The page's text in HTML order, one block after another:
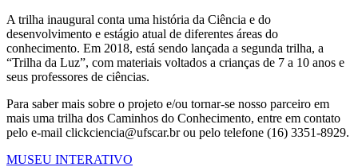
A trilha inaugural conta uma história da Ciência e do
desenvolvimento e estágio atual de diferentes áreas do
conhecimento. Em 2018, está sendo lançada a segunda trilha, a
“Trilha da Luz”, com materiais voltados a crianças de 7 a 10 anos e
seus professores de ciências.
Para saber mais sobre o projeto e/ou tornar-se nosso parceiro em
mais uma trilha dos Caminhos do Conhecimento, entre em contato
pelo e-mail clickciencia@ufscar.br ou pelo telefone (16) 3351-8929.
MUSEU INTERATIVO